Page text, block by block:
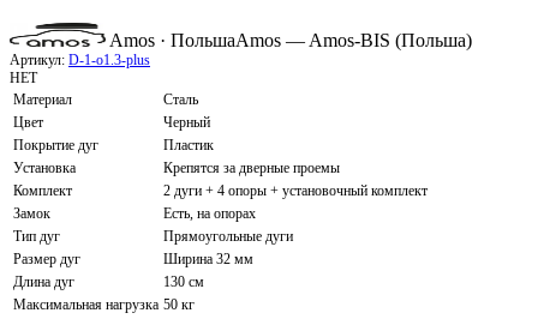
Amos · ПольшаAmos — Amos-BIS (Польша)
Артикул: D-1-o1.3-plus
НЕТ
Материал
Сталь
Цвет
Черный
Покрытие дуг
Пластик
Установка
Крепятся за дверные проемы
Комплект
2 дуги + 4 опоры + установочный комплект
Замок
Есть, на опорах
Тип дуг
Прямоугольные дуги
Размер дуг
Ширина 32 мм
Длина дуг
130 см
Максимальная нагрузка 50 кг